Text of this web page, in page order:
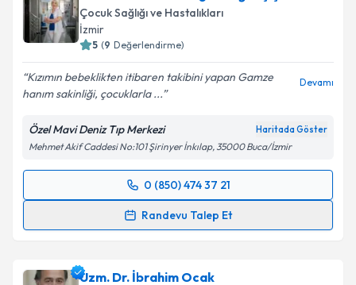
Çocuk Sağlığı ve Hastalıkları
İzmir
5 (9 Değerlendirme)
Kızımın bebeklikten itibaren takibini yapan Gamze
hanım sakinliği, çocuklarla ...
Devamı
Özel Mavi Deniz Tıp Merkezi Haritada Göster
Mehmet Akif Caddesi No:101 Şirinyer İnkılap, 35000 Buca/İzmir
0 (850) 474 37 21
Randevu Talep Et
Randevu Takvimi Talebi
almanız için bir takvim hazırlandığında e-posta ile
Uzm. Dr. İbrahim Ocak